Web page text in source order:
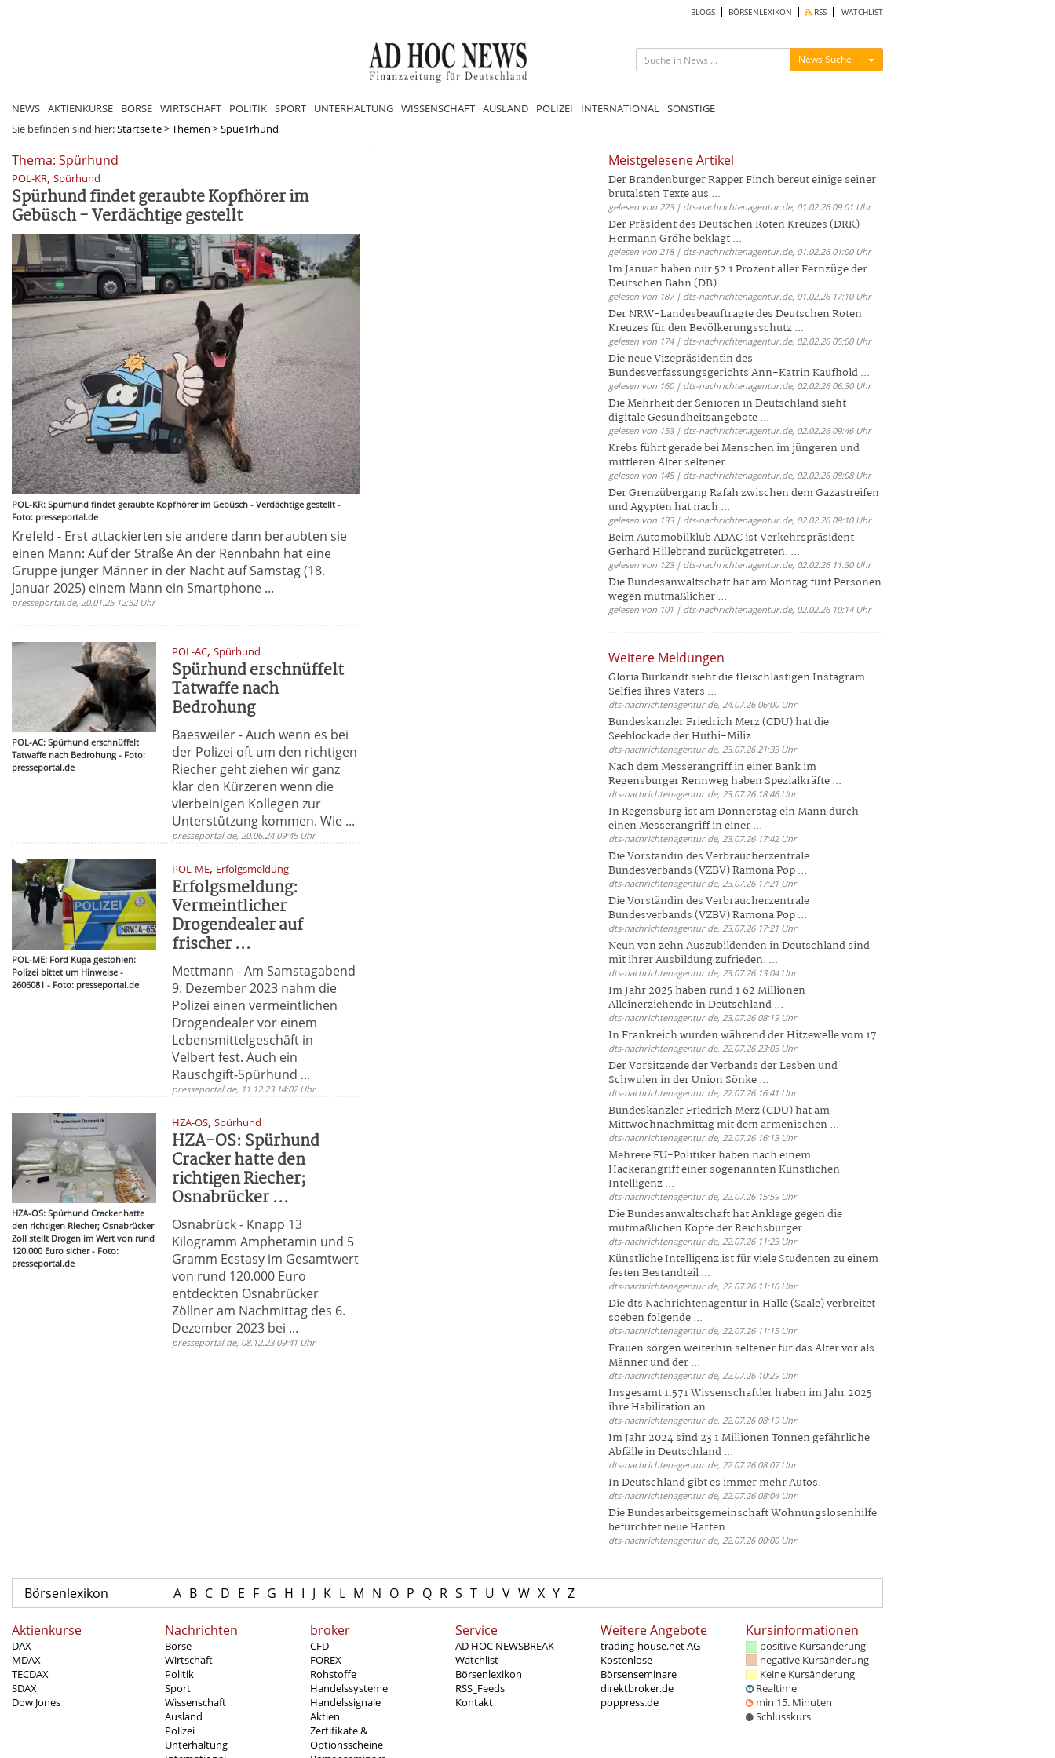
BLOGS BÖRSENLEXIKON RSS WATCHLIST
News Suche Menü ein-/ausblenden
NEWS AKTIENKURSE BÖRSE WIRTSCHAFT POLITIK SPORT UNTERHALTUNG WISSENSCHAFT AUSLAND POLIZEI INTERNATIONAL SONSTIGE
Sie befinden sind hier:Startseite>Themen >Spue1rhund
Thema: Spürhund
POL-KR, Spürhund
Spürhund findet geraubte Kopfhörer im
Gebüsch - Verdächtige gestellt
POL-KR: Spürhund findet geraubte Kopfhörer im Gebüsch - Verdächtige gestellt -
Foto: presseportal.de
Krefeld - Erst attackierten sie andere dann beraubten sie
einen Mann: Auf der Straße An der Rennbahn hat eine
Gruppe junger Männer in der Nacht auf Samstag (18.
Januar 2025) einem Mann ein Smartphone ...
presseportal.de, 20.01.25 12:52 Uhr
POL-AC: Spürhund erschnüffelt
Tatwaffe nach Bedrohung - Foto:
presseportal.de
POL-AC,Spürhund
Spürhund erschnüffelt
Tatwaffe nach
Bedrohung
Baesweiler - Auch wenn es bei
der Polizei oft um den richtigen
Riecher geht ziehen wir ganz
klar den Kürzeren wenn die
vierbeinigen Kollegen zur
Unterstützung kommen. Wie ...
presseportal.de, 20.06.24 09:45 Uhr
POL-ME: Ford Kuga gestohlen:
Polizei bittet um Hinweise -
2606081 - Foto: presseportal.de
POL-ME, Erfolgsmeldung
Erfolgsmeldung:
Vermeintlicher
Drogendealer auf
frischer ...
Mettmann - Am Samstagabend
9. Dezember 2023 nahm die
Polizei einen vermeintlichen
Drogendealer vor einem
Lebensmittelgeschäft in
Velbert fest. Auch ein
Rauschgift-Spürhund ...
presseportal.de, 11.12.23 14:02 Uhr
HZA-OS: Spürhund Cracker hatte
den richtigen Riecher; Osnabrücker
Zoll stellt Drogen im Wert von rund
120.000 Euro sicher - Foto:
presseportal.de
HZA-OS,Spürhund
HZA-OS: Spürhund
Cracker hatte den
richtigen Riecher;
Osnabrücker ...
Osnabrück - Knapp 13
Kilogramm Amphetamin und 5
Gramm Ecstasy im Gesamtwert
von rund 120.000 Euro
entdeckten Osnabrücker
Zöllner am Nachmittag des 6.
Dezember 2023 bei ...
presseportal.de, 08.12.23 09:41 Uhr
Meistgelesene Artikel
Der Brandenburger Rapper Finch bereut einige seiner
brutalsten Texte aus ...
gelesen von 223 | dts-nachrichtenagentur.de, 01.02.26 09:01 Uhr
Der Präsident des Deutschen Roten Kreuzes (DRK)
Hermann Gröhe beklagt ...
gelesen von 218 | dts-nachrichtenagentur.de, 01.02.26 01:00 Uhr
Im Januar haben nur 52 1 Prozent aller Fernzüge der
Deutschen Bahn (DB) ...
gelesen von 187 | dts-nachrichtenagentur.de, 01.02.26 17:10 Uhr
Der NRW-Landesbeauftragte des Deutschen Roten
Kreuzes für den Bevölkerungsschutz ...
gelesen von 174 | dts-nachrichtenagentur.de, 02.02.26 05:00 Uhr
Die neue Vizepräsidentin des
Bundesverfassungsgerichts Ann-Katrin Kaufhold ...
gelesen von 160 | dts-nachrichtenagentur.de, 02.02.26 06:30 Uhr
Die Mehrheit der Senioren in Deutschland sieht
digitale Gesundheitsangebote ...
gelesen von 153 | dts-nachrichtenagentur.de, 02.02.26 09:46 Uhr
Krebs führt gerade bei Menschen im jüngeren und
mittleren Alter seltener ...
gelesen von 148 | dts-nachrichtenagentur.de, 02.02.26 08:08 Uhr
Der Grenzübergang Rafah zwischen dem Gazastreifen
und Ägypten hat nach ...
gelesen von 133 | dts-nachrichtenagentur.de, 02.02.26 09:10 Uhr
Beim Automobilklub ADAC ist Verkehrspräsident
Gerhard Hillebrand zurückgetreten. ...
gelesen von 123 | dts-nachrichtenagentur.de, 02.02.26 11:30 Uhr
Die Bundesanwaltschaft hat am Montag fünf Personen
wegen mutmaßlicher ...
gelesen von 101 | dts-nachrichtenagentur.de, 02.02.26 10:14 Uhr
Weitere Meldungen
Gloria Burkandt sieht die fleischlastigen Instagram-
Selfies ihres Vaters ...
dts-nachrichtenagentur.de, 24.07.26 06:00 Uhr
Bundeskanzler Friedrich Merz (CDU) hat die
Seeblockade der Huthi-Miliz ...
dts-nachrichtenagentur.de, 23.07.26 21:33 Uhr
Nach dem Messerangriff in einer Bank im
Regensburger Rennweg haben Spezialkräfte ...
dts-nachrichtenagentur.de, 23.07.26 18:46 Uhr
In Regensburg ist am Donnerstag ein Mann durch
einen Messerangriff in einer ...
dts-nachrichtenagentur.de, 23.07.26 17:42 Uhr
Die Vorständin des Verbraucherzentrale
Bundesverbands (VZBV) Ramona Pop ...
dts-nachrichtenagentur.de, 23.07.26 17:21 Uhr
Die Vorständin des Verbraucherzentrale
Bundesverbands (VZBV) Ramona Pop ...
dts-nachrichtenagentur.de, 23.07.26 17:21 Uhr
Neun von zehn Auszubildenden in Deutschland sind
mit ihrer Ausbildung zufrieden. ...
dts-nachrichtenagentur.de, 23.07.26 13:04 Uhr
Im Jahr 2025 haben rund 1 62 Millionen
Alleinerziehende in Deutschland ...
dts-nachrichtenagentur.de, 23.07.26 08:19 Uhr
In Frankreich wurden während der Hitzewelle vom 17.
dts-nachrichtenagentur.de, 22.07.26 23:03 Uhr
Der Vorsitzende der Verbands der Lesben und
Schwulen in der Union Sönke ...
dts-nachrichtenagentur.de, 22.07.26 16:41 Uhr
Bundeskanzler Friedrich Merz (CDU) hat am
Mittwochnachmittag mit dem armenischen ...
dts-nachrichtenagentur.de, 22.07.26 16:13 Uhr
Mehrere EU-Politiker haben nach einem
Hackerangriff einer sogenannten Künstlichen
Intelligenz ...
dts-nachrichtenagentur.de, 22.07.26 15:59 Uhr
Die Bundesanwaltschaft hat Anklage gegen die
mutmaßlichen Köpfe der Reichsbürger ...
dts-nachrichtenagentur.de, 22.07.26 11:23 Uhr
Künstliche Intelligenz ist für viele Studenten zu einem
festen Bestandteil ...
dts-nachrichtenagentur.de, 22.07.26 11:16 Uhr
Die dts Nachrichtenagentur in Halle (Saale) verbreitet
soeben folgende ...
dts-nachrichtenagentur.de, 22.07.26 11:15 Uhr
Frauen sorgen weiterhin seltener für das Alter vor als
Männer und der ...
dts-nachrichtenagentur.de, 22.07.26 10:29 Uhr
Insgesamt 1.571 Wissenschaftler haben im Jahr 2025
ihre Habilitation an ...
dts-nachrichtenagentur.de, 22.07.26 08:19 Uhr
Im Jahr 2024 sind 23 1 Millionen Tonnen gefährliche
Abfälle in Deutschland ...
dts-nachrichtenagentur.de, 22.07.26 08:07 Uhr
In Deutschland gibt es immer mehr Autos.
dts-nachrichtenagentur.de, 22.07.26 08:04 Uhr
Die Bundesarbeitsgemeinschaft Wohnungslosenhilfe
befürchtet neue Härten ...
dts-nachrichtenagentur.de, 22.07.26 00:00 Uhr
Börsenlexikon A B C D E F G H I J K L M N O P Q R S T U V W X Y Z
Aktienkurse
DAX
MDAX
TECDAX
SDAX
Dow Jones
Nachrichten
Börse
Wirtschaft
Politik
Sport
Wissenschaft
Ausland
Polizei
Unterhaltung
broker
CFD
FOREX
Rohstoffe
Handelssysteme
Handelssignale
Aktien
Zertifikate &
Optionsscheine
Service
AD HOC NEWSBREAK
Watchlist
Börsenlexikon
RSS_Feeds
Kontakt
Weitere Angebote
trading-house.net AG
Kostenlose
Börsenseminare
direktbroker.de
poppress.de
Kursinformationen
positive Kursänderung
negative Kursänderung
Keine Kursänderung
Realtime
min 15. Minuten
Schlusskurs